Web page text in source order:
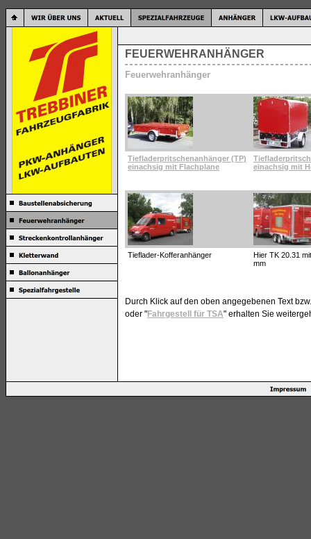
FEUERWEHRANHÄNGER
Feuerwehranhänger
Tiefladerpritschenanhänger (TP)
einachsig mit Flachplane
einachsig mit
Tieflader-Kofferanhänger
Hier TK 20.31
mm
Durch Klick auf den oben angegebenen Text
oder "Fahrgestell für TSA" erhalten Sie